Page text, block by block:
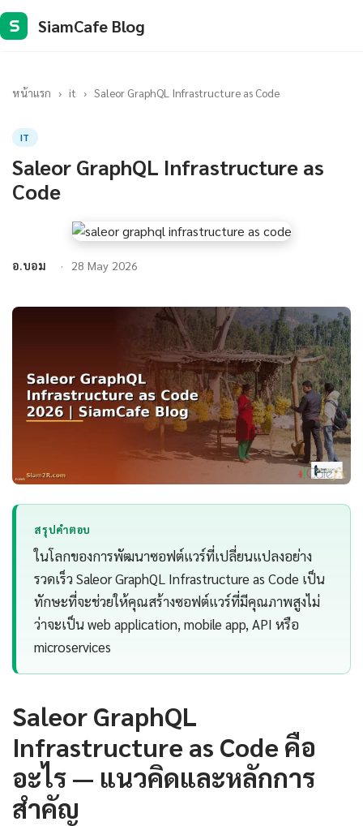
S SiamCafe Blog
หน้าแรก › it › Saleor GraphQL Infrastructure as Code
IT
Saleor GraphQL Infrastructure as
Code
อ.บอม 28 May 2026
สรุปคำตอบ
ในโลกของการพัฒนาซอฟต์แวร์ที่เปลี่ยนแปลงอย่าง
รวดเร็ว Saleor GraphQL Infrastructure as Code เป็น
ทักษะที่จะช่วยให้คุณสร้างซอฟต์แวร์ที่มีคุณภาพสูงไม่
ว่าจะเป็น web application, mobile app, API หรือ
microservices
Saleor GraphQL
Infrastructure as Code คือ
อะไร — แนวคิดและหลักการ
สำคัญ